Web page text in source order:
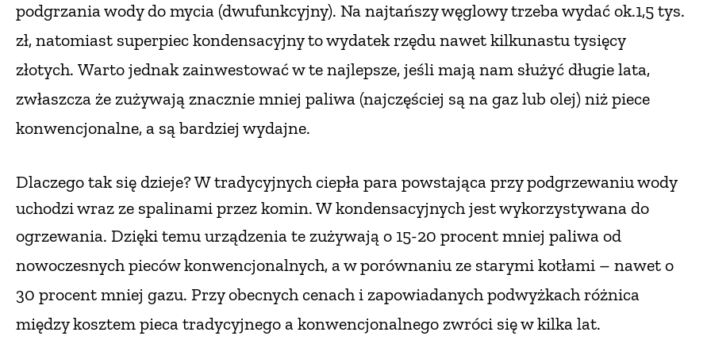
podgrzania wody do mycia (dwufunkcyjny). Na najtańszy węglowy trzeba wydać ok.1,5 tys.
zł, natomiast superpiec kondensacyjny to wydatek rzędu nawet kilkunastu tysięcy
złotych. Warto jednak zainwestować w te najlepsze, jeśli mają nam służyć długie lata,
zwłaszcza że zużywają znacznie mniej paliwa (najczęściej są na gaz lub olej) niż piece
konwencjonalne, a są bardziej wydajne.
Dlaczego tak się dzieje? W tradycyjnych ciepła para powstająca przy podgrzewaniu wody
uchodzi wraz ze spalinami przez komin. W kondensacyjnych jest wykorzystywana do
ogrzewania. Dzięki temu urządzeniate zużywają o 15-20 procent mniej paliwaod
nowoczesnych pieców konwencjonalnych, a w porównaniu ze starymi kotłami – nawet o
30 procent mniej gazu. Przy obecnych cenach i zapowiadanych podwyżkach różnica
między kosztem pieca tradycyjnego a konwencjonalnego zwróci się w kilka lat.